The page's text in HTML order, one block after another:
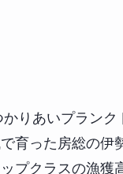
かりあいプラン
育った房総の
プクラスの漁獲